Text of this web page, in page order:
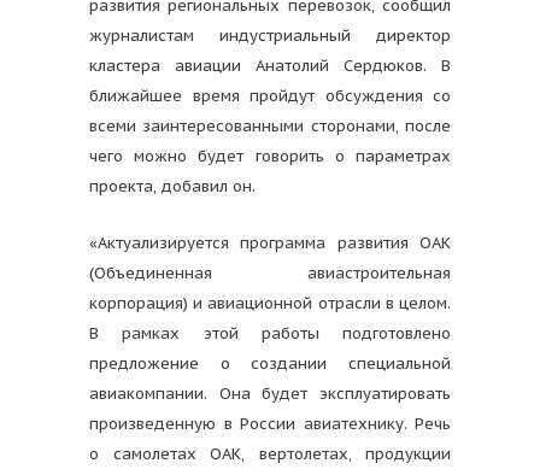
развития региональных перевозок, сообщил
журналистам индустриальный директор
кластера авиации Анатолий Сердюков. В
ближайшее время пройдут обсуждения со
всеми заинтересованными сторонами, после
чего можно будет говорить о параметрах
проекта, добавил он.
«Актуализируется программа развития ОАК
(Объединенная авиастроительная
корпорация) и авиационной отрасли в целом.
В рамках этой работы подготовлено
предложение о создании специальной
авиакомпании. Она будет эксплуатировать
произведенную в России авиатехнику. Речь
о самолетах ОАК, вертолетах, продукции